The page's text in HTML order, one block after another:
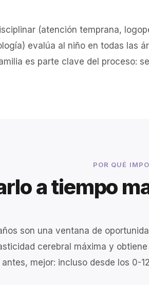
(atención temprana,
evalúa al niño en todas las
es parte clave del proceso:
POR QUÉ
a tiempo
son una ventana de
cerebral máxima y
mejor: incluso desde los 0-